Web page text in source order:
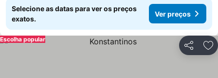
Selecione as datas para ver os preços
exatos.
Ver preços
Partilhar
Escolha popular